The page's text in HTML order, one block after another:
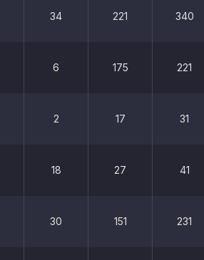
34 221 340
6 175 221
2 17 31
18 27 41
30 151 231